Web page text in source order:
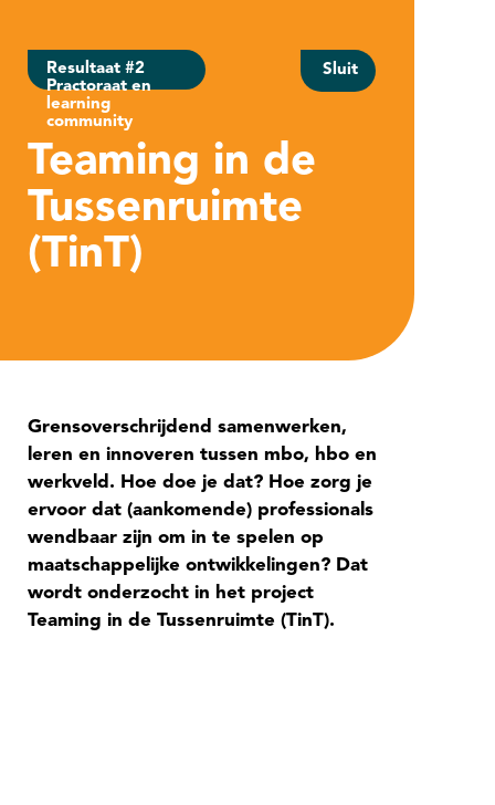
Resultaat #2
Practoraat en
learning
community
Teaming in de
Tussenruimte
(TinT)
Sluit
Grensoverschrijdend samenwerken,
leren en innoveren tussen mbo, hbo en
werkveld. Hoe doe je dat? Hoe zorg je
ervoor dat (aankomende) professionals
wendbaar zijn om in te spelen op
maatschappelijke ontwikkelingen? Dat
wordt onderzocht in het project
Teaming in de Tussenruimte (TinT).